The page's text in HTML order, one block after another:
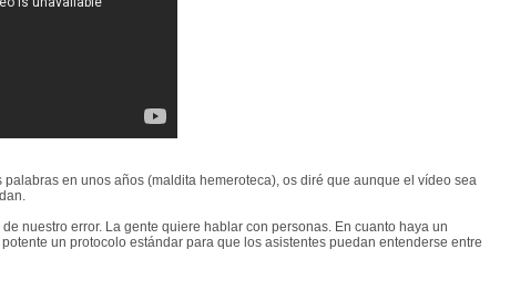
en unos años (maldita hemeroteca), os diré que aunque el vídeo sea
nuestro error. La gente quiere hablar con personas. En cuanto haya un
un protocolo estándar para que los asistentes puedan entenderse entre